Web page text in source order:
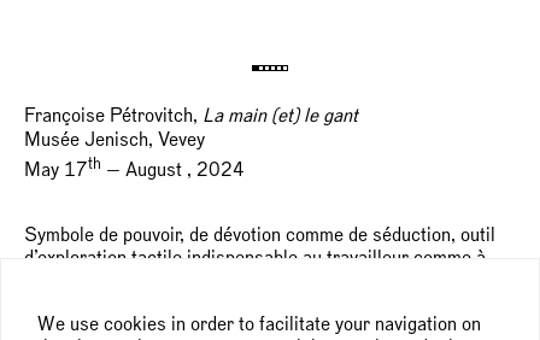
We use cookies in order to facilitate your navigation on
Françoise Pétrovitch, La main (et) le gant
Musée Jenisch, Vevey
May 17th — August , 2024
Symbole de pouvoir, de dévotion comme de séduction, outil
d’exploration tactile indispensable au travailleur comme à
un choix d’œuvres issues des collections du musée enrichi